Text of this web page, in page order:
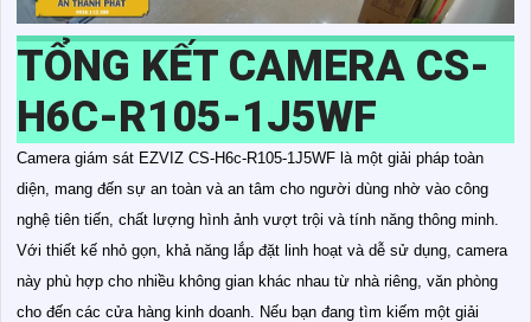
TỔNG KẾT CAMERA CS-
H6C-R105-1J5WF
Camera giám sát EZVIZ CS-H6c-R105-1J5WF là một giải pháp toàn
diện, mang đến sự an toàn và an tâm cho người dùng nhờ vào công
nghệ tiên tiến, chất lượng hình ảnh vượt trội và tính năng thông minh.
Với thiết kế nhỏ gọn, khả năng lắp đặt linh hoạt và dễ sử dụng, camera
này phù hợp cho nhiều không gian khác nhau từ nhà riêng, văn phòng
cho đến các cửa hàng kinh doanh. Nếu bạn đang tìm kiếm một giải